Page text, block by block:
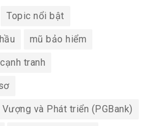
Topic nổi bật
mũ bảo hiểm
tranh
và Phát triển (PGBank)